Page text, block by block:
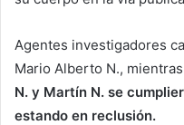
Agentes investigadores
Mario Alberto N.,
N. y Martín N. se
estando en reclusión.